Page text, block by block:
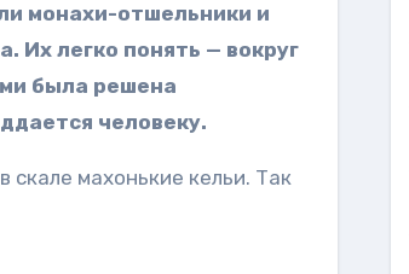
монахи-отшельники и
Их легко понять — вокруг
была решена
человеку.
махонькие кельи. Так